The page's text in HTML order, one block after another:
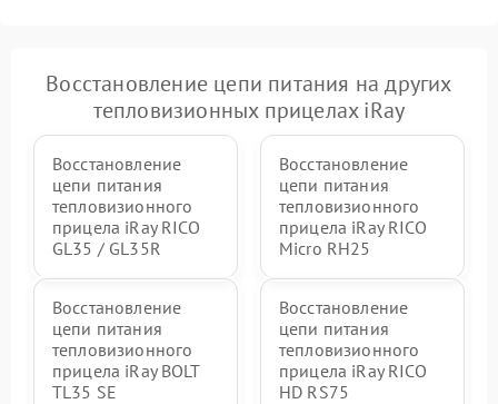
Восстановление цепи питания на других
тепловизионных прицелах iRay
Восстановление
цепи питания
тепловизионного
прицела iRay RICO
GL35 / GL35R
Восстановление
цепи питания
тепловизионного
прицела iRay RICO
Micro RH25
Восстановление
цепи питания
тепловизионного
прицела iRay BOLT
TL35 SE
Восстановление
цепи питания
тепловизионного
прицела iRay RICO
HD RS75